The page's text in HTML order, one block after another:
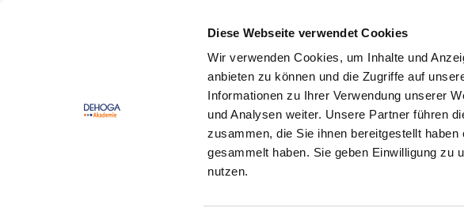
Diese Webseite verwendet Cookies
Wir verwenden Cookies, um Inhalte und
anbieten zu können und die Zugriffe auf
Informationen zu Ihrer Verwendung unserer
und Analysen weiter. Unsere Partner führen
zusammen, die Sie ihnen bereitgestellt
gesammelt haben. Sie geben Einwilligung zu
nutzen.
DEHOGA
Lernwelt
Offene
Seminare
Inhouse-
Trainings